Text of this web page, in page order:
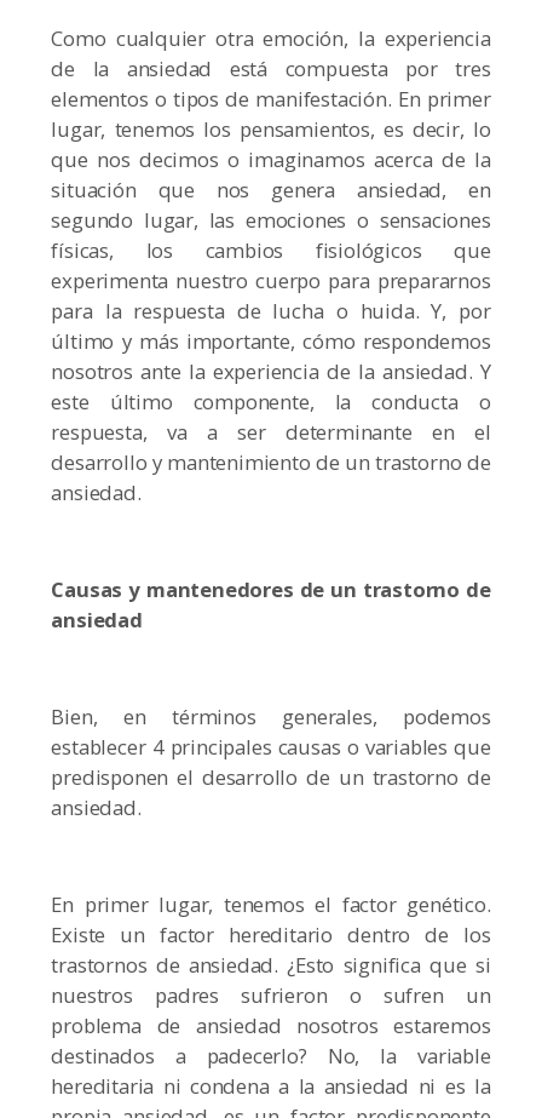
Como cualquier otra emoción, la experiencia
de la ansiedad está compuesta por tres
elementos o tipos de manifestación. En primer
lugar, tenemos los pensamientos, es decir, lo
que nos decimos o imaginamos acerca de la
situación que nos genera ansiedad, en
segundo lugar, las emociones o sensaciones
físicas, los cambios fisiológicos que
experimenta nuestro cuerpo para prepararnos
para la respuesta de lucha o huida. Y, por
último y más importante, cómo respondemos
nosotros ante la experiencia de la ansiedad. Y
este último componente, la conducta o
respuesta, va a ser determinante en el
desarrollo y mantenimiento de un trastorno de
ansiedad.
Causas y mantenedores de un trastorno de
ansiedad
Bien, en términos generales, podemos
establecer 4 principales causas o variables que
predisponen el desarrollo de un trastorno de
ansiedad.
En primer lugar, tenemos el factor genético.
Existe un factor hereditario dentro de los
trastornos de ansiedad. ¿Esto significa que si
nuestros padres sufrieron o sufren un
problema de ansiedad nosotros estaremos
destinados a padecerlo? No, la variable
hereditaria ni condena a la ansiedad ni es la